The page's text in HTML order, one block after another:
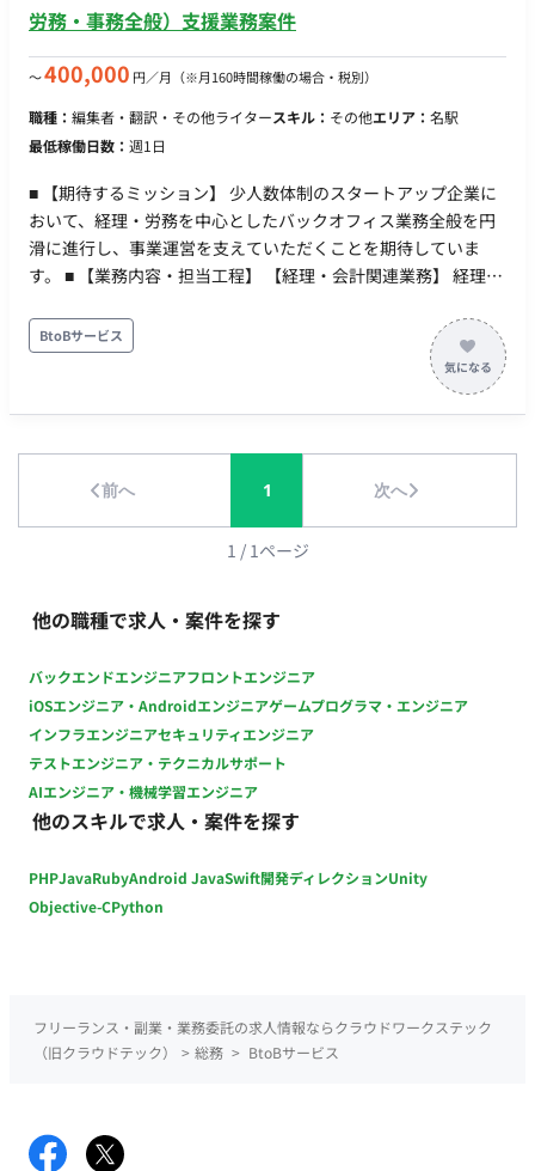
顧客側：週次定例MTG、課題や依頼に関する随時コミュニケー
基盤: Windows, Mac, Active Directory, Microsoft Entra ID グル
ュリティ・管理: Microsoft Intune, Microsoft Defender, Skysea
Client View スクリプト・自動化: PowerShell, Google Apps
Apps） コミュニケーション: Microsoft Teams, メール ■開発フ
ェーズと予定 基盤の導入・設定から構築、運用、継続的な自動
化・改善フェーズまで幅広く対応予定です。 ■案件の魅力 構築
や運用だけでなく、現場の課題発見から自動化ツールの開発、
業務改善の提案・設計まで幅広く携わることができます。主体
的かつリーダーシップを発揮して成果を出せるやりがいのある
ト（週2日出社 / 週3日リモート想定のハイブリッド勤務） MTG
ションツール：Microsoft Teams、メール 報告方法：日次/週次
の進捗共有およびチャットでの報告 PC貸与有無：貸与あり（詳
労務・事務全般）支援業務案件
〜400,000 円／月 （※月160時間稼働の場合・税別）
職種： 編集者・翻訳・その他ライタースキル： その他エリア： 名駅
最低稼働日数： 週1日
■ 【期待するミッション】 少人数体制のスタートアップ企業に
おいて、経理・労務を中心としたバックオフィス業務全般を円
滑に進行し、事業運営を支えていただくことを期待していま
す。 ■ 【業務内容・担当工程】 【経理・会計関連業務】 経理・
務・手続き関連業務】 労務関連の各種手続き業務を担当しま
す。 【補助金申請・事務手続き業務】 事業で活用する補助金の
申請手続きおよびそれに伴う一連の事務対応を行います。 ■
【働き方】 ・ 稼働量：週3日 ・ リモート稼働：フルリモート
BtoBサービス
前へ 1 次へ
1 / 1ページ
他の職種で求人・案件を探す
バックエンドエンジニアフロントエンジニア
iOSエンジニア・Androidエンジニアゲームプログラマ・エンジニア
インフラエンジニアセキュリティエンジニア
テストエンジニア・テクニカルサポート
AIエンジニア・機械学習エンジニア
他のスキルで求人・案件を探す
PHPJavaRubyAndroid JavaSwift開発ディレクションUnity
Objective-CPython
フリーランス・副業・業務委託の求人情報ならクラウドワークステック
（旧クラウドテック）
> 総務 > BtoBサービス